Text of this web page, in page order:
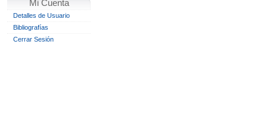
Mi Cuenta
Detalles de Usuario
Bibliografías
Cerrar Sesión